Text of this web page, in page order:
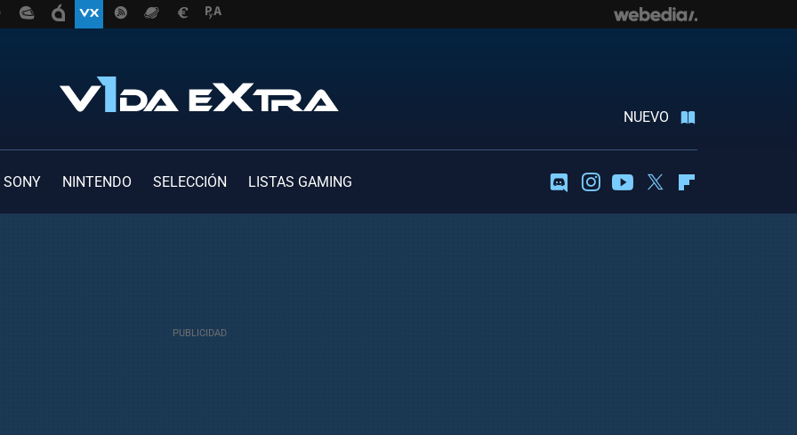
NUEVO
SONY NINTENDO SELECCIÓN LISTAS GAMING DiscordInstagramYoutubeTwitter